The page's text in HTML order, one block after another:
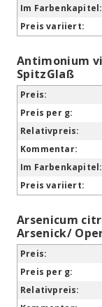
Antimonium
SpitzGlaß
Arsenicum
Arsenick/